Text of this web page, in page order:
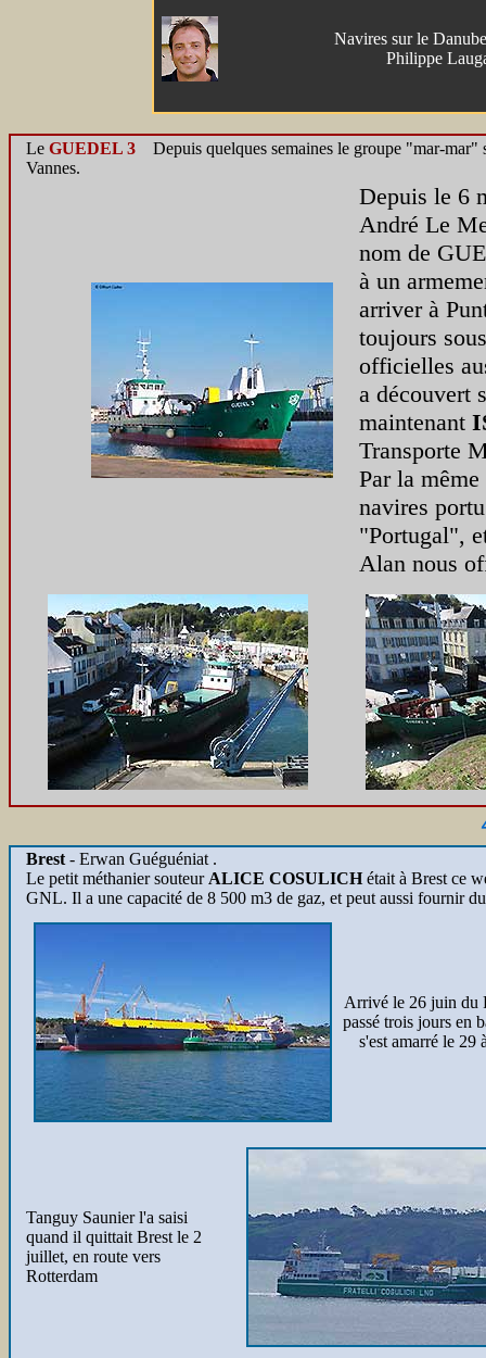
Navires sur le
Philippe
Le GUEDEL 3
Depuis quelques semaines le groupe "mar-
Vannes.
Depuis le 6
André Le
nom de
à un
arriver à
toujours
officielles
a découvert
maintenant
Transporte
Par la
navires
"Portugal",
Alan nous
Brest - Erwan Guéguéniat .
Le petit méthanier souteur ALICE COSULICHétait à Brest ce
GNL. Il a une capacité de 8 500 m3 de gaz, et peut aussi fournir
Arrivé le 26 juin du
passé trois jours en
s'est amarré le 29
Tanguy Saunier l'a saisi
quand il quittait Brest le 2
juillet, en route vers
Rotterdam